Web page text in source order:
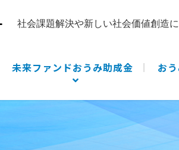
社会課題解決や新しい社会価値創造
未来ファンドおうみ助成金 お